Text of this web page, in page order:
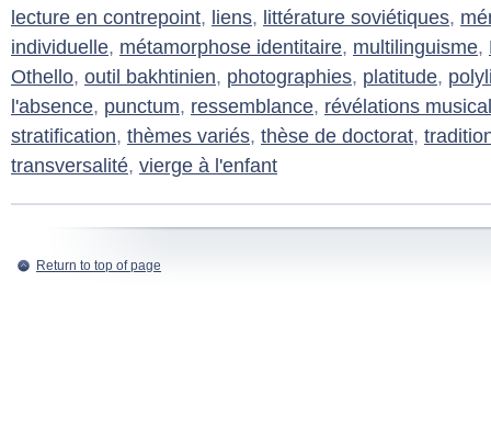
lecture en contrepoint, liens, littérature soviétiques,
individuelle, métamorphose identitaire, multilinguisme,
Othello, outil bakhtinien, photographies, platitude,
l'absence, punctum, ressemblance, révélations
stratification, thèmes variés, thèse de doctorat,
transversalité, vierge à l'enfant
Return to top of page